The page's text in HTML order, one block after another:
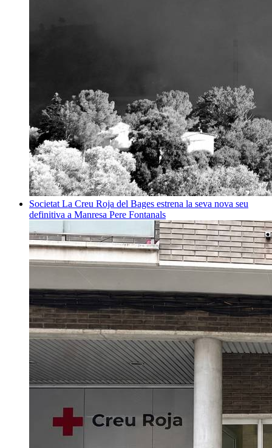
Societat La Creu Roja del Bages estrena la seva nova seu
definitiva a Manresa Pere Fontanals